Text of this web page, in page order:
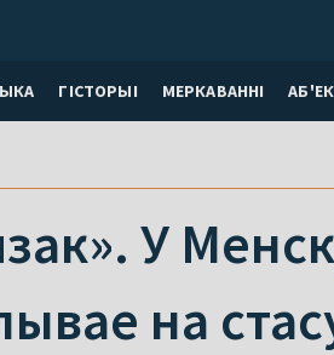
ГІСТОРЫІ МЕРКАВАННI
У
на